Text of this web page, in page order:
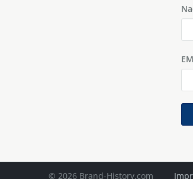
© 2026 Brand-History.com